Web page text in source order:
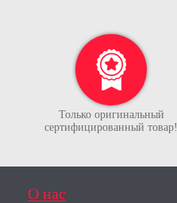
Только оригинальный
сертифицированный товар!
О нас